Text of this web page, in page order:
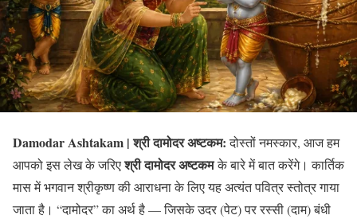
Damodar Ashtakam | श्री दामोदर अष्टकम:दोस्तों नमस्कार, आज हम
आपको इस लेख के जरिएश्री दामोदर अष्टकम के बारे में बात करेंगे। कार्तिक
मास में भगवान श्रीकृष्ण की आराधना के लिए यह अत्यंत पवित्र स्तोत्र गाया
जाता है। “दामोदर” का अर्थ है — जिसके उदर (पेट) पर रस्सी (दाम) बंधी